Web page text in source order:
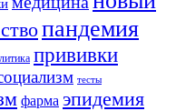
пандемия
прививки
тесты
фарма эпидемия